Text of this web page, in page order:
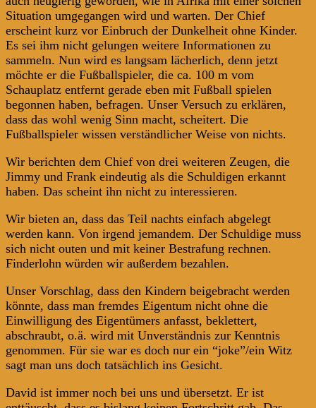
Situation umgegangen wird und warten. Der Chief
erscheint kurz vor Einbruch der Dunkelheit ohne Kinder.
Es sei ihm nicht gelungen weitere Informationen zu
sammeln. Nun wird es langsam lächerlich, denn jetzt
möchte er die Fußballspieler, die ca. 100 m vom
Schauplatz entfernt gerade eben mit Fußball spielen
begonnen haben, befragen. Unser Versuch zu erklären,
dass das wohl wenig Sinn macht, scheitert. Die
Fußballspieler wissen verständlicher Weise von nichts.
Wir berichten dem Chief von drei weiteren Zeugen, die
Jimmy und Frank eindeutig als die Schuldigen erkannt
haben. Das scheint ihn nicht zu interessieren.
Wir bieten an, dass das Teil nachts einfach abgelegt
werden kann. Von irgend jemandem. Der Schuldige muss
sich nicht outen und mit keiner Bestrafung rechnen.
Finderlohn würden wir außerdem bezahlen.
Unser Vorschlag, dass den Kindern beigebracht werden
könnte, dass man fremdes Eigentum nicht ohne die
Einwilligung des Eigentümers anfasst, beklettert,
abschraubt, o.ä. wird mit Unverständnis zur Kenntnis
genommen. Für sie war es doch nur ein “joke”/ein Witz
sagt man uns doch tatsächlich ins Gesicht.
David ist immer noch bei uns und übersetzt. Er ist